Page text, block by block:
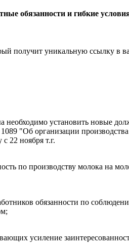
обязанности и гибкие
получит уникальную ссылку в
установить новые
"Об организации
22 ноября т.г.
по производству молока на
обязанности по
усиление